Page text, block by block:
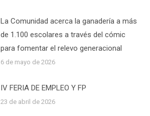
La Comunidad acerca la ganadería a más
de 1.100 escolares a través del cómic
para fomentar el relevo generacional
6 de mayo de 2026
IV FERIA DE EMPLEO Y FP
23 de abril de 2026